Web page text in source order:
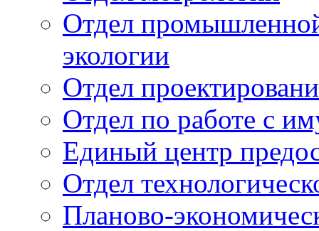
Отдел
экологии
Отдел
Отдел по работе с
Единый центр
Отдел
Планово-